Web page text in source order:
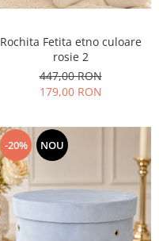
Rochita Fetita etno culoare
rosie 2
447,00 RON
179,00 RON
-20% NOU